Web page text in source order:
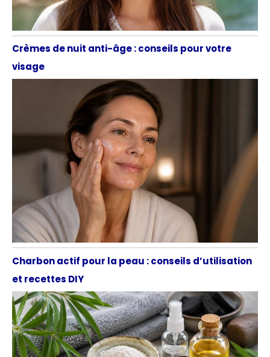
Crèmes de nuit anti-âge : conseils pour votre
visage
Charbon actif pour la peau : conseils d’utilisation
et recettes DIY